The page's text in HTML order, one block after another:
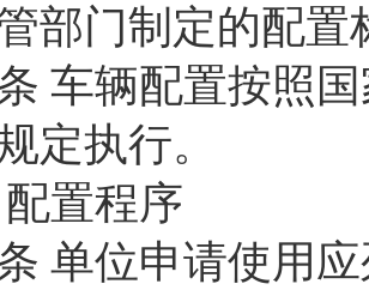
部门制定的配置
车辆配置按照
定执行。
置程序
单位申请使用